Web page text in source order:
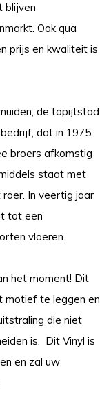
blijven
Ook qua
prijs en kwaliteit is
de tapijtstad
dat in 1975
broers afkomstig
staat met
In veertig jaar
tot een
vloeren.
het moment! Dit
motief te leggen en
die niet
is. Dit Vinyl is
en zal uw